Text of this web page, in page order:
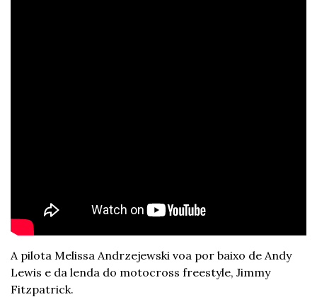
A pilota Melissa Andrzejewski voa por baixo de Andy
Lewis e da lenda do motocross freestyle, Jimmy
Fitzpatrick.